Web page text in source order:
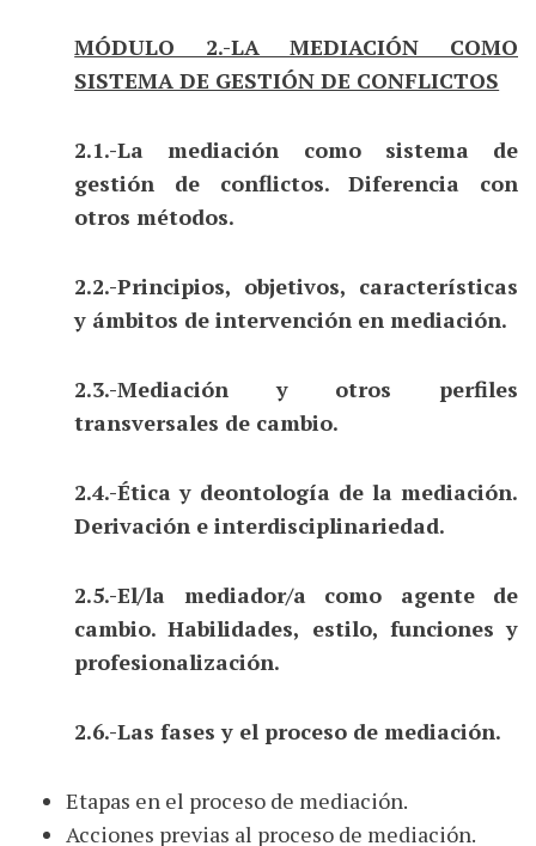
MÓDULO 2.-LA MEDIACIÓN COMO
SISTEMA DE GESTIÓN DE CONFLICTOS
2.1.-La mediación como sistema de
gestión de conflictos. Diferencia con
otros métodos.
2.2.-Principios, objetivos, características
y ámbitos de intervención en mediación.
2.3.-Mediación y otros perfiles
transversales de cambio.
2.4.-Ética y deontología de la mediación.
Derivación e interdisciplinariedad.
2.5.-El/la mediador/a como agente de
cambio. Habilidades, estilo, funciones y
profesionalización.
2.6.-Las fases y el proceso de mediación.
Etapas en el proceso de mediación.
Acciones previas al proceso de mediación.